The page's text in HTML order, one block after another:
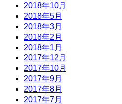
2018年10月
2018年5月
2018年3月
2018年2月
2018年1月
2017年12月
2017年10月
2017年9月
2017年8月
2017年7月